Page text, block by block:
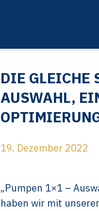
DIE GLEICHE
AUSWAHL,
19. Dezember 2022
„Pumpen 1×1 –
haben wir mit